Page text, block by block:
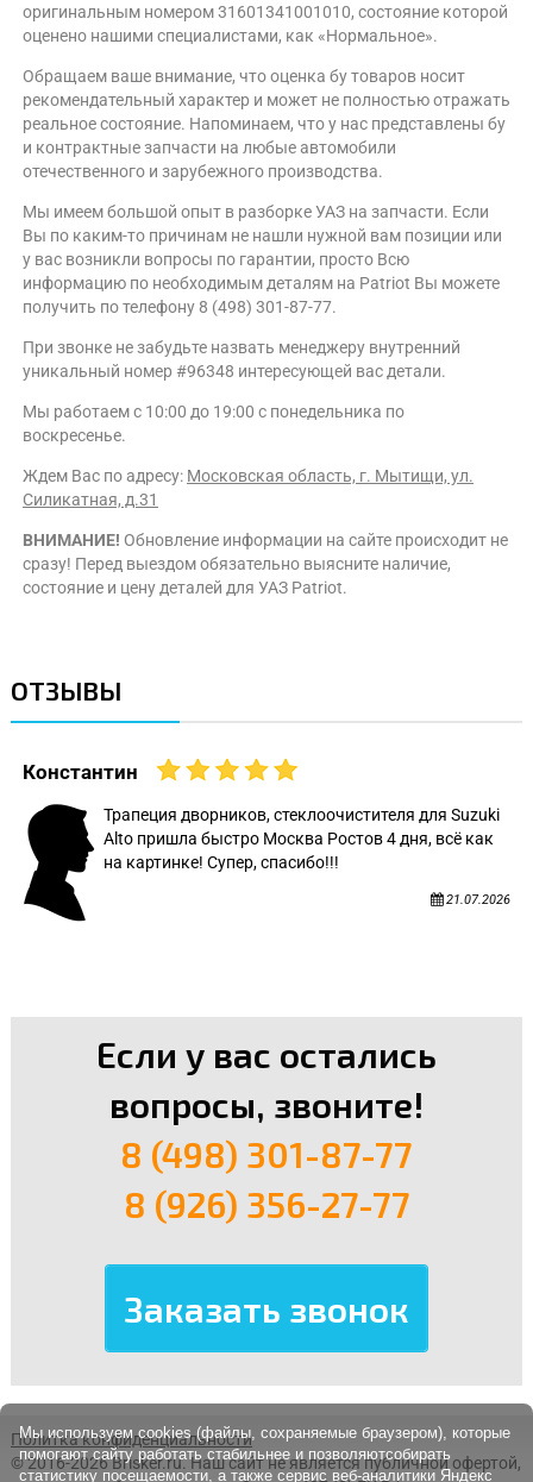
оригинальным номером 31601341001010, состояние которой
оценено нашими специалистами, как «Нормальное».
Обращаем ваше внимание, что оценка бу товаров носит
рекомендательный характер и может не полностью отражать
реальное состояние. Напоминаем, что у нас представлены бу
и контрактные запчасти на любые автомобили
отечественного и зарубежного производства.
Мы имеем большой опыт в разборке УАЗ на запчасти. Если
Вы по каким-то причинам не нашли нужной вам позиции или
у вас возникли вопросы по гарантии, просто Всю
информацию по необходимым деталям на Patriot Вы можете
получить по телефону 8 (498) 301-87-77.
При звонке не забудьте назвать менеджеру внутренний
уникальный номер #96348 интересующей вас детали.
Мы работаем с 10:00 до 19:00 с понедельника по
воскресенье.
Ждем Вас по адресу: Московская область, г. Мытищи, ул.
Силикатная, д.31
ВНИМАНИЕ! Обновление информации на сайте происходит не
сразу! Перед выездом обязательно выясните наличие,
состояние и цену деталей для УАЗ Patriot.
ОТЗЫВЫ
Константин
Трапеция дворников, стеклоочистителя для Suzuki
Alto пришла быстро Москва Ростов 4 дня, всё как
на картинке! Супер, спасибо!!!
21.07.2026
Если у вас остались
вопросы, звоните!
8 (498) 301-87-77
8 (926) 356-27-77
Политка конфиденциальности
© 2016-2026 Brisker.ru.Наш сайт не является публичной офертой,
Мы используем cookies (файлы, сохраняемые браузером), которые
помогают сайту работать стабильнее и позволяютсобирать
статистику посещаемости, а также сервис веб-аналитики Яндекс